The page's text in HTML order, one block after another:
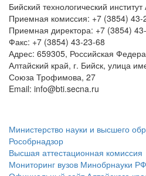
Бийский технологический
Приемная комиссия: +7 (3854) 43-
Приемная директора: +7 (3854)
Факс: +7 (3854) 43-23-68
Адрес: 659305, Российская
Алтайский край, г. Бийск, улица
Союза Трофимова, 27
Email: info@bti.secna.ru
Министерство науки и высшего
Рособрнадзор
Высшая аттестационная комиссия
Мониторинг вузов Минобрнауки РФ